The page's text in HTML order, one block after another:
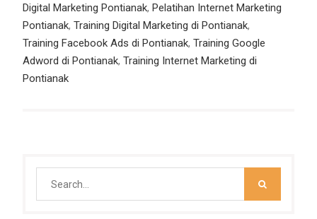
Digital Marketing Pontianak, Pelatihan Internet Marketing
Pontianak, Training Digital Marketing di Pontianak,
Training Facebook Ads di Pontianak, Training Google
Adword di Pontianak, Training Internet Marketing di
Pontianak